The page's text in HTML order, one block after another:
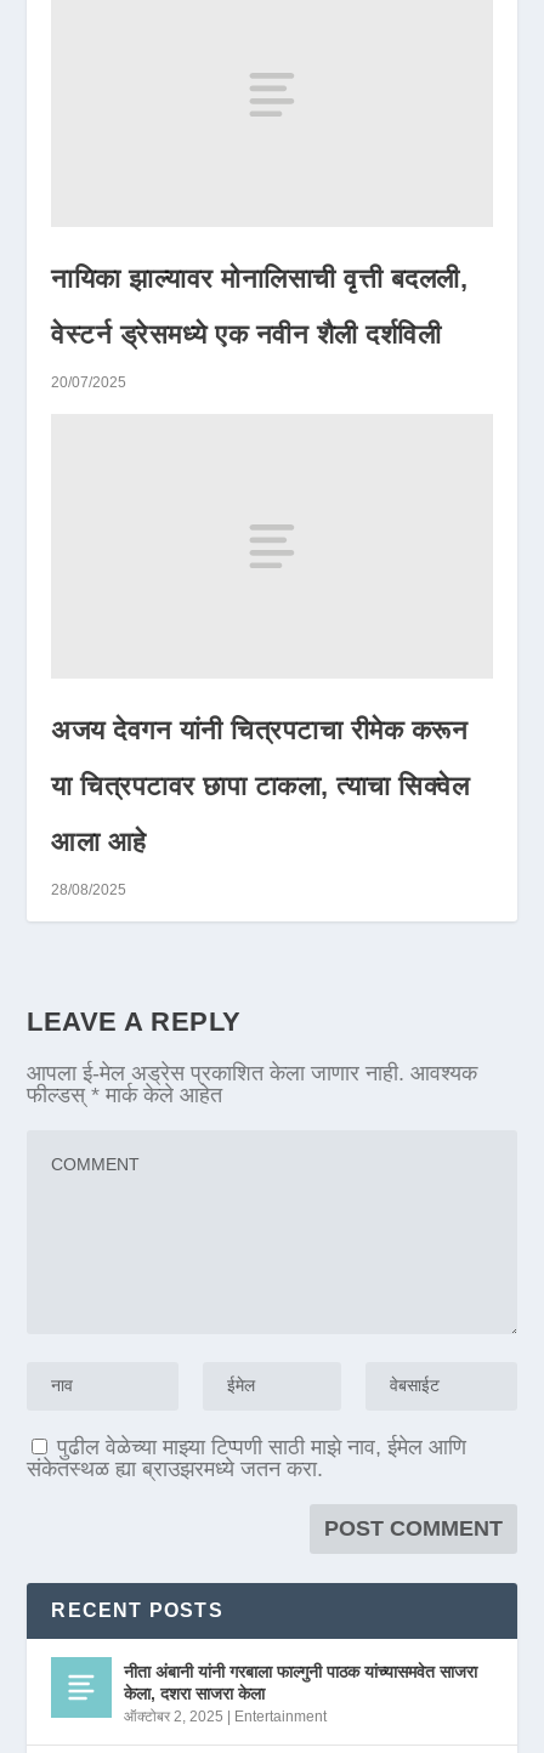
नायिका झाल्यावर मोनालिसाची वृत्ती बदलली,
वेस्टर्न ड्रेसमध्ये एक नवीन शैली दर्शविली
20/07/2025
अजय देवगन यांनी चित्रपटाचा रीमेक करून
या चित्रपटावर छापा टाकला, त्याचा सिक्वेल
आला आहे
28/08/2025
LEAVE A REPLY
आपला ई-मेल अड्रेस प्रकाशित केला जाणार नाही. आवश्यक
फील्डस्* मार्क केले आहेत
पुढील वेळेच्या माझ्या टिप्पणी साठी माझे नाव, ईमेल आणि
संकेतस्थळ ह्या ब्राउझरमध्ये जतन करा.
RECENT POSTS
नीता अंबानी यांनी गरबाला फाल्गुनी पाठक यांच्यासमवेत साजरा
केला, दशरा साजरा केला
ऑक्टोबर 2, 2025 | Entertainment